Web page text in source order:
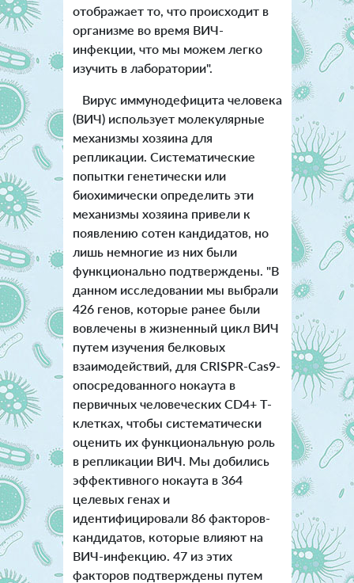
отображает то, что происходит в
организме во время ВИЧ-
инфекции, что мы можем легко
изучить в лаборатории".
Вирус иммунодефицита человека
(ВИЧ) использует молекулярные
механизмы хозяина для
репликации. Систематические
попытки генетически или
биохимически определить эти
механизмы хозяина привели к
появлению сотен кандидатов, но
лишь немногие из них были
функционально подтверждены. "В
данном исследовании мы выбрали
426 генов, которые ранее были
вовлечены в жизненный цикл ВИЧ
путем изучения белковых
взаимодействий, для CRISPR-Cas9-
опосредованного нокаута в
первичных человеческих CD4+ Т-
клетках, чтобы систематически
оценить их функциональную роль
в репликации ВИЧ. Мы добились
эффективного нокаута в 364
целевых генах и
идентифицировали 86 факторов-
кандидатов, которые влияют на
ВИЧ-инфекцию. 47 из этих
факторов подтверждены путем